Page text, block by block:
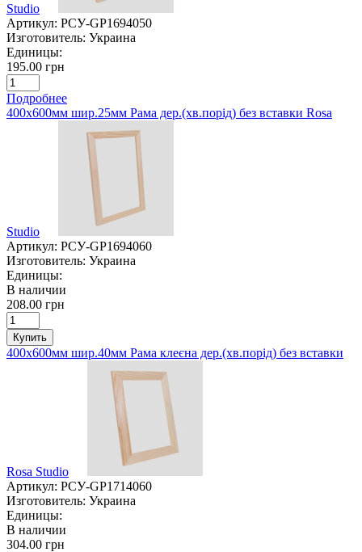
Studio
Артикул: РСУ-GP1694050
Изготовитель: Украина
Единицы:
195.00 грн
Подробнее
400х600мм шир.25мм Рама дер.(хв.порід) без вставки Rosa
Studio
Артикул: РСУ-GP1694060
Изготовитель: Украина
Единицы:
В наличии
208.00 грн
Купить
400х600мм шир.40мм Рама клеєна дер.(хв.порід) без вставки
Rosa Studio
Артикул: РСУ-GP1714060
Изготовитель: Украина
Единицы:
В наличии
304.00 грн